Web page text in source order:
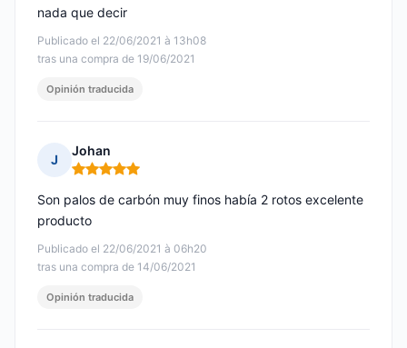
Publicado el 22/06/2021 à 13h08
tras una compra de 19/06/2021
nada que decir
Opinión traducida
J
Johan
Nota: 5 de 5
Publicado el 22/06/2021 à 06h20
tras una compra de 14/06/2021
Son palos de carbón muy finos había 2 rotos excelente
producto
Opinión traducida